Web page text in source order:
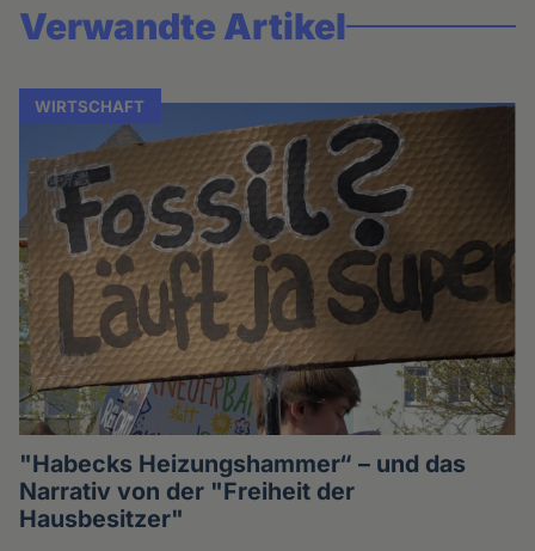
Verwandte Artikel
WIRTSCHAFT
"Habecks Heizungshammer“ – und das
Narrativ von der "Freiheit der
Hausbesitzer"